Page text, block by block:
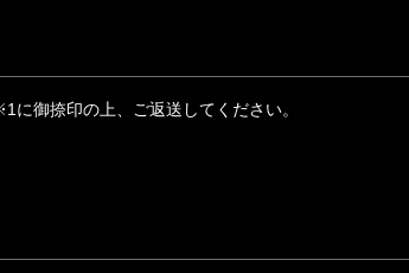
御捺印の上、ご返送してください。